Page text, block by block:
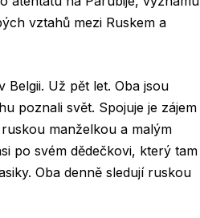
vztahů mezi Ruskem a
Belgii. Už pět let. Oba jsou
poznali svět. Spojuje je zájem
manželkou a malým
po svém dědečkovi, který tam
Oba denně sledují ruskou